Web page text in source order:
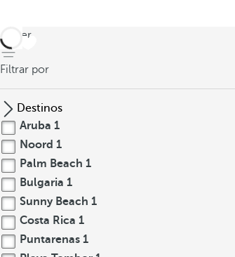
volver
Filtrar por
Destinos
Aruba 1
Noord 1
Palm Beach 1
Bulgaria 1
Sunny Beach 1
Costa Rica 1
Puntarenas 1